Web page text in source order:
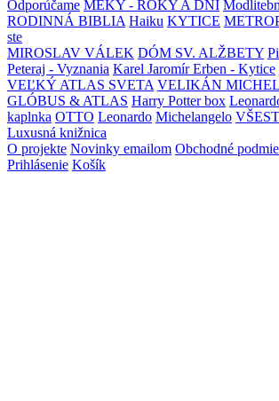
Odporúčame MEKY - ROKY A DNI
RODINNÁ BIBLIA Haiku KYTICE
ste
MIROSLAV VÁLEK DÓM SV. ALŽBETY
Peteraj - Vyznania Karel Jaromír Erben - Kytice
VEĽKÝ ATLAS SVETA VELIKÁN
GLÓBUS & ATLAS Harry Potter box
kaplnka OTTO Leonardo Michelangelo
Luxusná knižnica
O projekte Novinky emailom Obchodné
Prihlásenie Košík